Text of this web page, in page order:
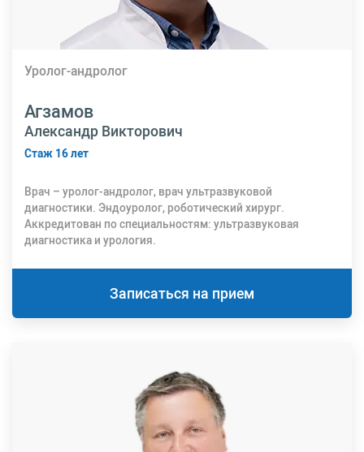
Уролог-андролог
Агзамов
Александр Викторович
Стаж 16 лет
Врач – уролог-андролог, врач ультразвуковой
диагностики. Эндоуролог, роботический хирург.
Аккредитован по специальностям: ультразвуковая
диагностика и урология.
Записаться на прием